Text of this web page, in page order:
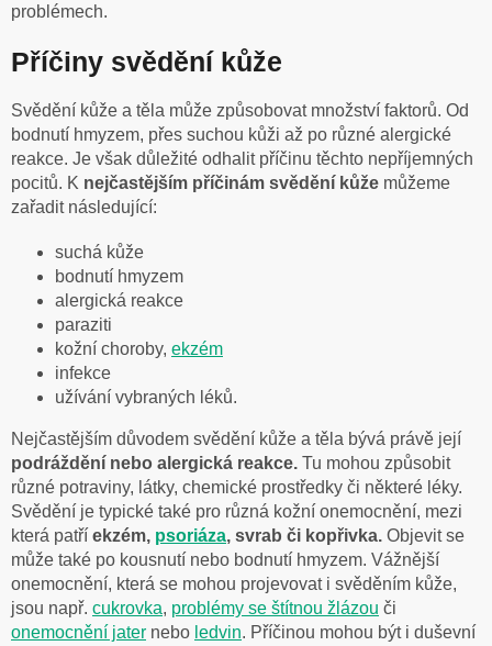
problémech.
Příčiny svědění kůže
Svědění kůže a těla může způsobovat množství faktorů. Od
bodnutí hmyzem, přes suchou kůži až po různé alergické
reakce. Je však důležité odhalit příčinu těchto nepříjemných
pocitů. K nejčastějším příčinám svědění kůže můžeme
zařadit následující:
suchá kůže
bodnutí hmyzem
alergická reakce
paraziti
kožní choroby, ekzém
infekce
užívání vybraných léků.
Nejčastějším důvodem svědění kůže a těla bývá právě její
podráždění nebo alergická reakce. Tu mohou způsobit
různé potraviny, látky, chemické prostředky či některé léky.
Svědění je typické také pro různá kožní onemocnění, mezi
která patří ekzém, psoriáza, svrab či kopřivka. Objevit se
může také po kousnutí nebo bodnutí hmyzem. Vážnější
onemocnění, která se mohou projevovat i svěděním kůže,
jsou např. cukrovka, problémy se štítnou žlázou či
onemocnění jater nebo ledvin. Příčinou mohou být i duševní